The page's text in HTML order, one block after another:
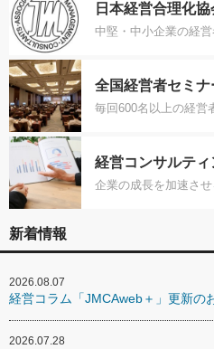
日本経営合理化協
中堅・中小企業の経
全国経営者セミナ
毎回600名以上の経営
経営コンサルティ
企業の成長を加速さ
新着情報
2026.08.07
経営コラム「JMCAweb＋」更新の
2026.07.28